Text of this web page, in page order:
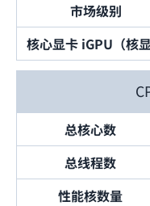
市场级别
核心显卡 iGPU（核显
总核心数
总线程数
性能核数量